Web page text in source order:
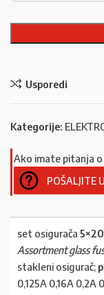
Usporedi
Kategorije:
Ako imate pitanja
POŠALJITE
set osigurača 5×20
Assortment glass
stakleni osigurač;
0,125A 0,16A 0,2A